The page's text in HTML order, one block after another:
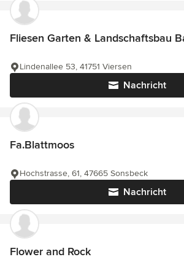
Fliesen Garten & Landschaftsbau
Nachricht
Lindenallee 53, 41751 Viersen
Fa.Blattmoos
Nachricht
Hochstrasse, 61, 47665 Sonsbeck
Flower and Rock